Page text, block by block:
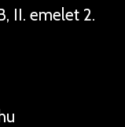
II. emelet 2.